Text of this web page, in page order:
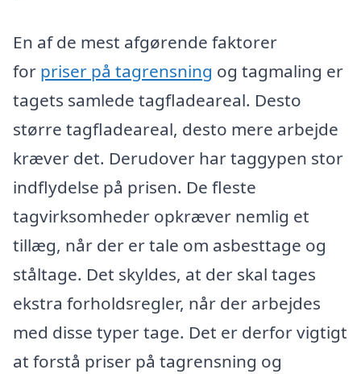
En af de mest afgørende faktorer
for priser på tagrensning og tagmaling er
tagets samlede tagfladeareal. Desto
større tagfladeareal, desto mere arbejde
kræver det. Derudover har taggypen stor
indflydelse på prisen. De fleste
tagvirksomheder opkræver nemlig et
tillæg, når der er tale om asbesttage og
ståltage. Det skyldes, at der skal tages
ekstra forholdsregler, når der arbejdes
med disse typer tage. Det er derfor vigtigt
at forstå priser på tagrensning og